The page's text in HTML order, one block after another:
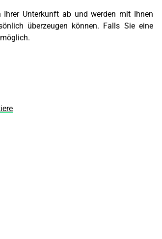
Unterkunft ab und werden mit Ihnen
überzeugen können. Falls Sie eine